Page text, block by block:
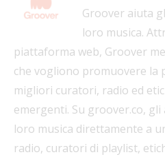
Groover aiuta
loro musica.
piattaforma web, Groover
che vogliono promuovere la
migliori curatori, radio ed
emergenti. Su groover.co,
loro musica direttamente a
radio, curatori di playlist,